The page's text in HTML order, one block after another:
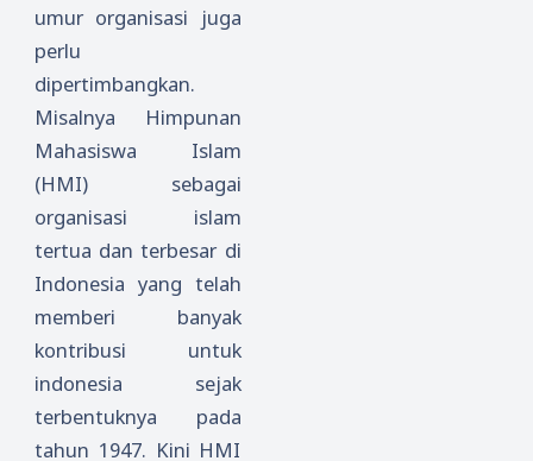
umur organisasi juga
perlu
dipertimbangkan.
Misalnya Himpunan
Mahasiswa Islam
(HMI) sebagai
organisasi islam
tertua dan terbesar di
Indonesia yang telah
memberi banyak
kontribusi untuk
indonesia sejak
terbentuknya pada
tahun 1947. Kini HMI